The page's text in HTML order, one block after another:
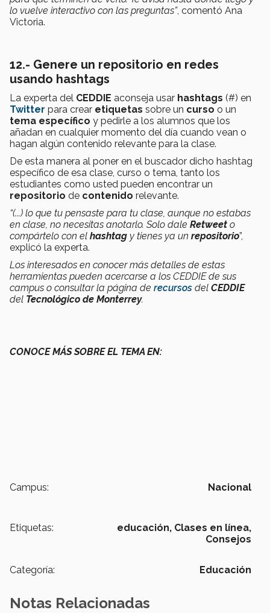
lo vuelve interactivo con las preguntas”, comentó Ana
Victoria.
12.- Genere un repositorio en redes
usando hashtags
La experta del CEDDIE aconseja usar hashtags (#) en
Twitter para crear etiquetas sobre un curso o un
tema específico y pedirle a los alumnos que los
añadan en cualquier momento del día cuando vean o
hagan algún contenido relevante para la clase.
De esta manera al poner en el buscador dicho hashtag
específico de esa clase, curso o tema, tanto los
estudiantes como usted pueden encontrar un
repositorio de contenido relevante.
“(...) lo que tu pensaste para tu clase, aunque no estabas
en clase, no necesitas anotarlo. Solo dale Retweet o
compártelo con el hashtag y tienes ya un repositorio”,
explicó la experta.
Los interesados en conocer más detalles de estas
herramientas pueden acercarse a los CEDDIE de sus
campus o consultar la página de recursos del CEDDIE
del Tecnológico de Monterrey.
CONOCE MÁS SOBRE EL TEMA EN:
Campus: Nacional
Etiquetas: educación, Clases en línea,
Consejos
Categoría: Educación
Notas Relacionadas